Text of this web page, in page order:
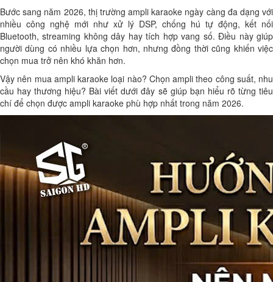
Bước sang năm 2026, thị trường ampli karaoke ngày càng đa dạng với
nhiều công nghệ mới như xử lý DSP, chống hú tự động, kết nối
Bluetooth, streaming không dây hay tích hợp vang số. Điều này giúp
người dùng có nhiều lựa chọn hơn, nhưng đồng thời cũng khiến việc
chọn mua trở nên khó khăn hơn.
Vậy nên mua ampli karaoke loại nào? Chọn ampli theo công suất, nhu
cầu hay thương hiệu? Bài viết dưới đây sẽ giúp bạn hiểu rõ từng tiêu
chí để chọn được ampli karaoke phù hợp nhất trong năm 2026.